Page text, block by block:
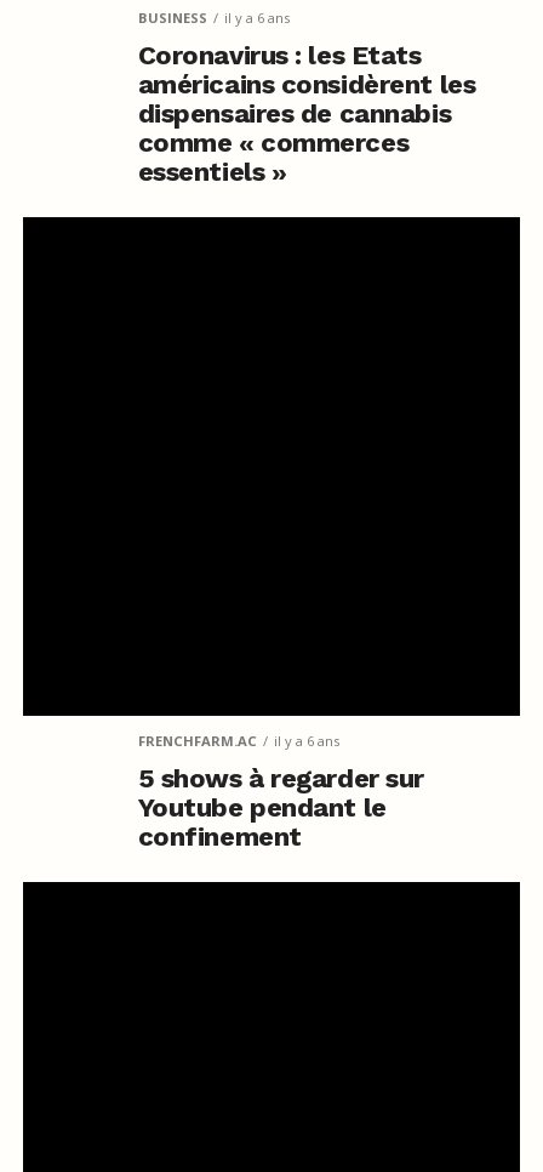
BUSINESS il y a 6 ans
Coronavirus : les Etats
américains considèrent les
dispensaires de cannabis
comme « commerces
essentiels »
FRENCHFARM.AC il y a 6 ans
5 shows à regarder sur
Youtube pendant le
confinement